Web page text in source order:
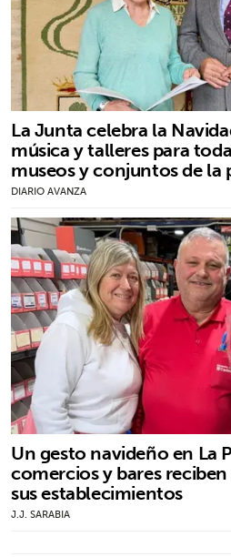
La Junta celebra la
música y talleres para
museos y conjuntos de la
DIARIO AVANZA
Un gesto navideño en La
comercios y bares
sus establecimientos
J.J. SARABIA